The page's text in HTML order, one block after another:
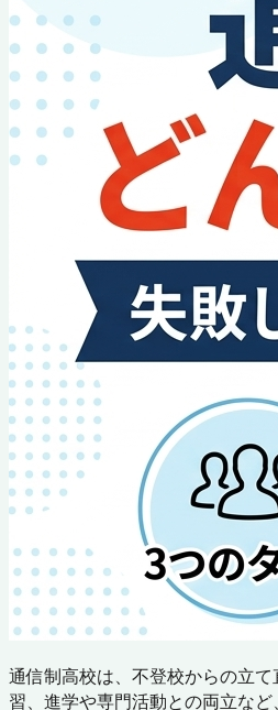
通信制高校は、不登校からの立
習、進学や専門活動との両立な